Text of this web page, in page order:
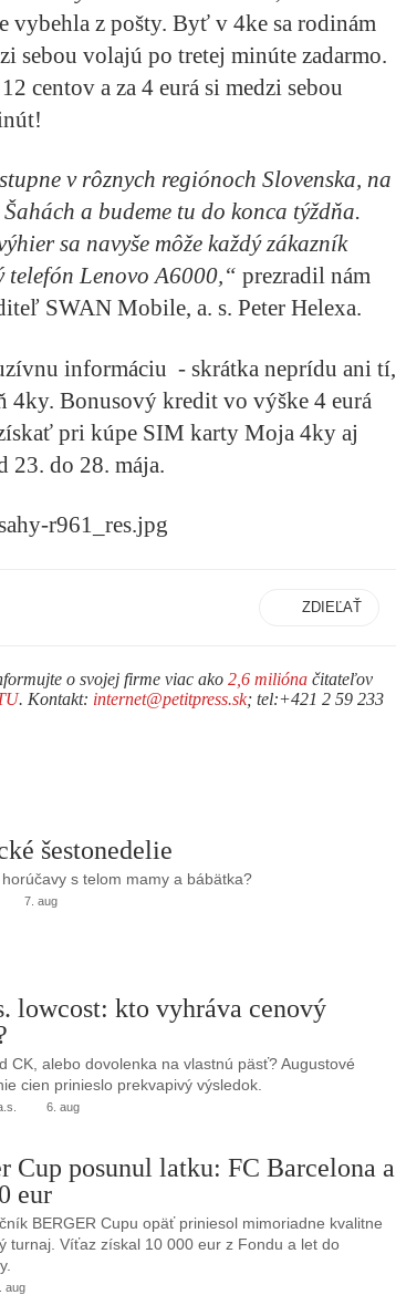
vybehla z pošty. Byť v 4ke sa rodinám
sebou volajú po tretej minúte zadarmo.
centov a za 4 eurá si medzi sebou
v rôznych regiónoch Slovenska, na
a budeme tu do konca týždňa.
sa navyše môže každý zákazník
Lenovo A6000,“ prezradil nám
SWAN Mobile, a. s. Peter Helexa.
informáciu - skrátka neprídu ani tí,
4ky. Bonusový kredit vo výške 4 eurá
pri kúpe SIM karty Moja 4ky aj
23. do 28. mája.
ZDIEĽAŤ
o svojej firme viac ako 2,6 milióna čitateľov
. Kontakt: internet@petitpress.sk; tel:+421 2 59 233
šestonedelie
s telom mamy a bábätka?
7. aug
lowcost: kto vyhráva cenový
CK, alebo dovolenka na vlastnú päsť? Augustové
cien prinieslo prekvapivý výsledok.
6. aug
Cup posunul latku: FC Barcelona a
eur
BERGER Cupu opäť priniesol mimoriadne kvalitne
turnaj. Víťaz získal 10 000 eur z Fondu a let do
aug